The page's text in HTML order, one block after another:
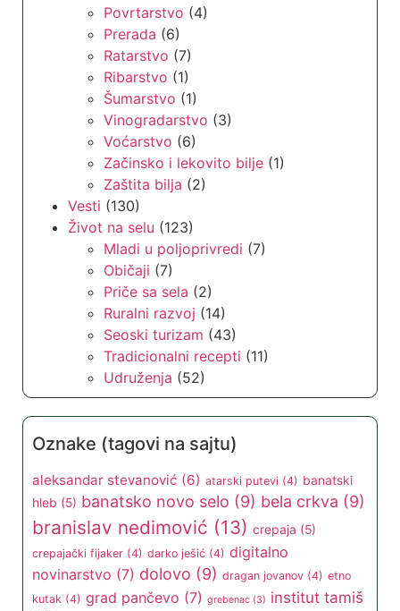
Pčelarstvo(7)
Povrtarstvo
Prerada(6)
Ratarstvo (7)
Ribarstvo(1)
Šumarstvo(1)
Vinogradarstvo
Voćarstvo (6)
Začinsko i lekovito bilje
Zaštita bilja
Vesti(130)
Život na selu (123)
Mladi u poljoprivredi
Običaji(7)
Priče sa sela(2)
Ruralni razvoj(14)
Seoski turizam(43)
Tradicionalni recepti
Udruženja(52)
Oznake (tagovi na sajtu)
aleksandar stevanović(6) atarski putevi(4) banatski
hleb(5) banatsko novo selo(9) bela crkva
branislav nedimović (13) crepaja
crepajački fijaker(4) darko ješić(4) digitalno
novinarstvo(7) dolovo(9) dragan jovanov(4) etno